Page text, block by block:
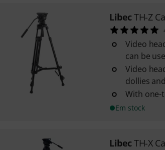
LibecTH-Z
Video
can be
Video
dollies
With one-
Em stock
LibecTH-X